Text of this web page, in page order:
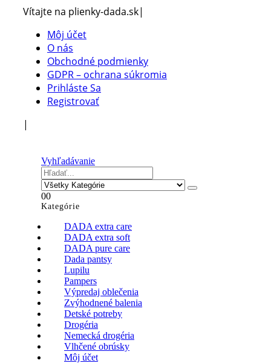
Vítajte na plienky-dada.sk|
Môj účet
O nás
Obchodné podmienky
GDPR – ochrana súkromia
Prihláste Sa
Registrovať
|
Vyhľadávanie
00
Kategórie
DADA extra care
DADA extra soft
DADA pure care
Dada pantsy
Lupilu
Pampers
Výpredaj oblečenia
Zvýhodnené balenia
Detské potreby
Drogéria
Nemecká drogéria
Vlhčené obrúsky
Môj účet